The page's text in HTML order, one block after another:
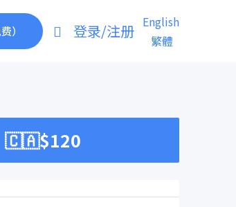
） 登录/注册 English
繁體
🇨🇦$120